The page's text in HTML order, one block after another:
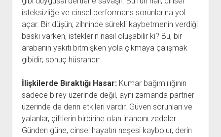
isteksizliğe ve cinsel performans sorunlarına yol
açar. Bir düşün; zihninde sürekli kaybetmenin verdiği
baskı varken, isteklerin nasıl oluşabilir ki? Bu, bir
arabanın yakıtı bitmişken yola çıkmaya çalışmak
gibidir; sonuç hüsrandır.
İlişkilerde Bıraktığı Hasar:Kumar bağımlılığının
sadece birey üzerinde değil, aynı zamanda partner
üzerinde de derin etkileri vardır. Güven sorunları ve
yalanlar, çiftlerin birbirine olan inancını zedeler.
Günden güne, cinsel hayatın neşesi kaybolur, derin